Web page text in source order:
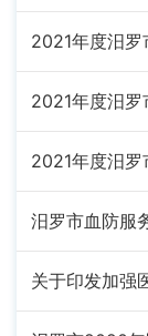
2021年度汨
2021年度汨
2021年度汨
汨罗市血防服